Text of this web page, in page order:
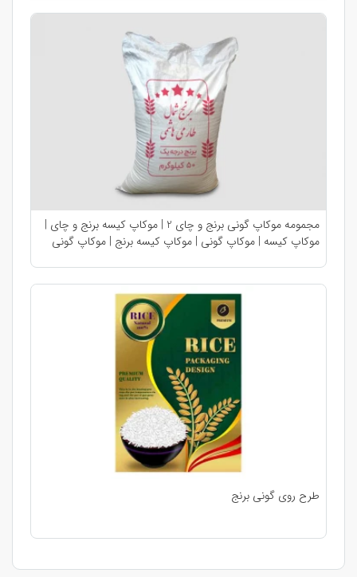
مجمومه موکاپ گونی برنج و چای 2 | موکاپ کیسه برنج و چای |
موکاپ کیسه | موکاپ گونی | موکاپ کیسه برنج | موکاپ گونی
طرح روی گونی برنج